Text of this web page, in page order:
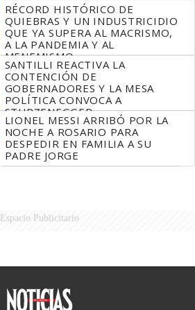
RÉCORD HISTÓRICO DE
QUIEBRAS Y UN INDUSTRICIDIO
QUE YA SUPERA AL MACRISMO,
A LA PANDEMIA Y AL
MENEMISMO
SANTILLI REACTIVA LA
CONTENCIÓN DE
GOBERNADORES Y LA MESA
POLÍTICA CONVOCA A
STURZENEGGER
LIONEL MESSI ARRIBÓ POR LA
NOCHE A ROSARIO PARA
DESPEDIR EN FAMILIA A SU
PADRE JORGE
Espacio Publicitario